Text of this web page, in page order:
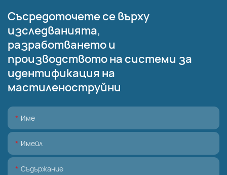
Съсредоточете се върху
изследванията,
разработването и
производството на системи за
идентификация на
мастиленоструйни
Име
Имейл
Съдържание